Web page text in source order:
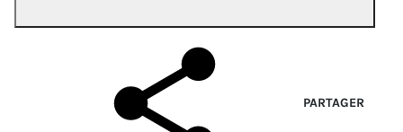
PARTAGER